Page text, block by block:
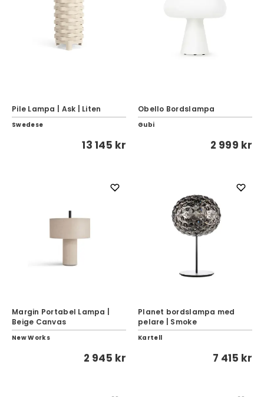
Pile Lampa | Ask | Liten
Swedese
13 145 kr
Obello Bordslampa
Gubi
2 999 kr
Margin Portabel Lampa |
Beige Canvas
New Works
2 945 kr
Planet bordslampa med
pelare | Smoke
Kartell
7 415 kr